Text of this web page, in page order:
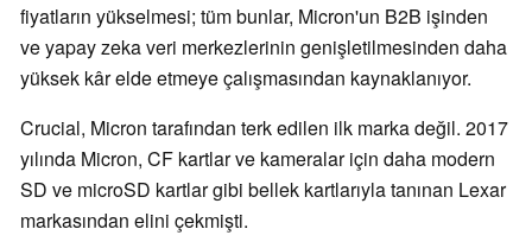
fiyatların yükselmesi; tüm bunlar, Micron'un B2B işinden
ve yapay zeka veri merkezlerinin genişletilmesinden daha
yüksek kâr elde etmeye çalışmasından kaynaklanıyor.
Crucial, Micron tarafından terk edilen ilk marka değil. 2017
yılında Micron, CF kartlar ve kameralar için daha modern
SD ve microSD kartlar gibi bellek kartlarıyla tanınan Lexar
markasından elini çekmişti.